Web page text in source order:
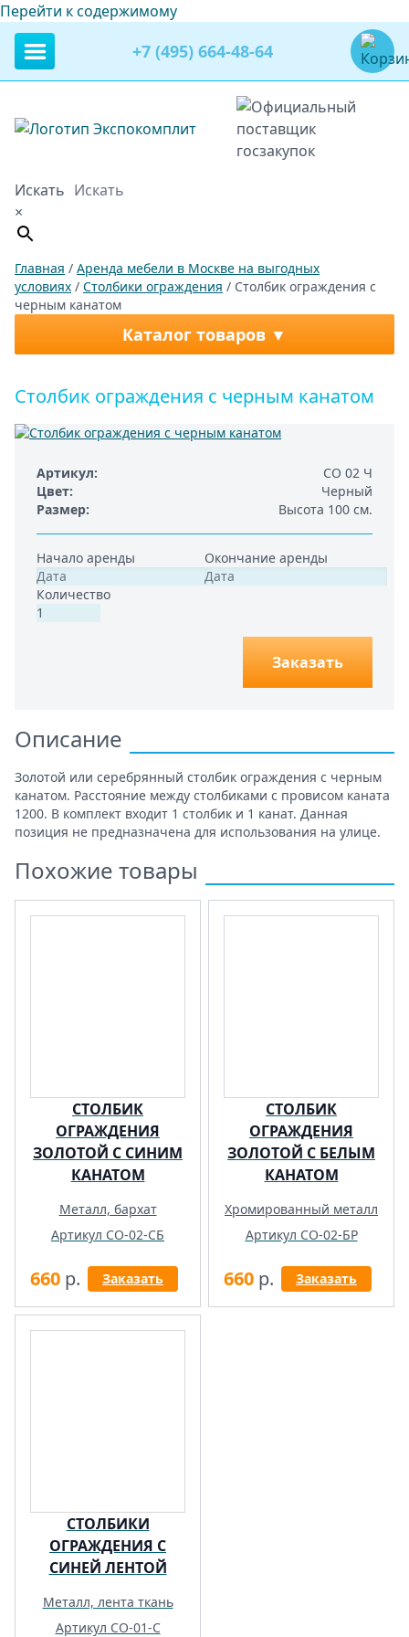
Перейти к содержимому
+7 (495) 664-48-64
Искать
×
Главная / Аренда мебели в Москве на выгодных
условиях / Столбики ограждения / Столбик ограждения с
черным канатом
Каталог товаров
Столбик ограждения с черным канатом
Артикул
СО 02 Ч
Цвет
Черный
Размер
Высота 100 см.
Начало аренды Окончание аренды
Количество
Заказать
Описание
Золотой или серебрянный столбик ограждения с черным
канатом. Расстояние между столбиками с провисом каната
1200. В комплект входит 1 столбик и 1 канат. Данная
позиция не предназначена для использования на улице.
Похожие товары
СТОЛБИК
ОГРАЖДЕНИЯ
ЗОЛОТОЙ С СИНИМ
КАНАТОМ
Металл, бархат
Артикул СО-02-СБ
660 р. Заказать
СТОЛБИК
ОГРАЖДЕНИЯ
ЗОЛОТОЙ С БЕЛЫМ
КАНАТОМ
Хромированный металл
Артикул СО-02-БР
660 р. Заказать
СТОЛБИКИ
ОГРАЖДЕНИЯ С
СИНЕЙ ЛЕНТОЙ
Металл, лента ткань
Артикул СО-01-С